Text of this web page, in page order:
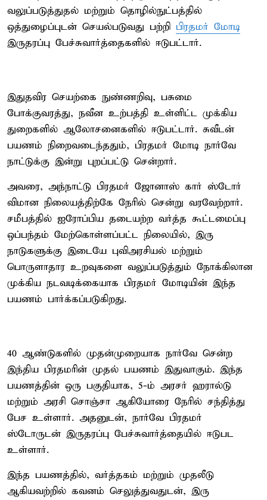
வலுப்படுத்துதல் மற்றும் தொழில்நுட்பத்தில்
ஒத்துழைப்புடன் செயல்படுவது பற்றி பிரதமர் மோடி
இருதரப்பு பேச்சுவார்த்தைகளில் ஈடுபட்டார்.
இதுதவிர செயற்கை நுண்ணறிவு, பசுமை
போக்குவரத்து, நவீன உற்பத்தி உள்ளிட்ட முக்கிய
துறைகளில் ஆலோசனைகளில் ஈடுபட்டார். சுவீடன்
பயணம் நிறைவடைந்ததும், பிரதமர் மோடி நார்வே
நாட்டுக்கு இன்று புறப்பட்டு சென்றார்.
அவரை, அந்நாட்டு பிரதமர் ஜோனாஸ் கார் ஸ்டோர்
விமான நிலையத்திற்கே நேரில் சென்று வரவேற்றார்.
சமீபத்தில் ஐரோப்பிய தடையற்ற வர்த்த கூட்டமைப்பு
ஒப்பந்தம் மேற்கொள்ளப்பட்ட நிலையில், இரு
நாடுகளுக்கு இடையே புவிஅரசியல் மற்றும்
பொருளாதார உறவுகளை வலுப்படுத்தும் நோக்கிலான
முக்கிய நடவடிக்கையாக பிரதமர் மோடியின் இந்த
பயணம் பார்க்கப்படுகிறது.
40 ஆண்டுகளில் முதன்முறையாக நார்வே சென்ற
இந்திய பிரதமரின் முதல் பயணம் இதுவாகும். இந்த
பயணத்தின் ஒரு பகுதியாக, 5-ம் அரசர் ஹரால்டு
மற்றும் அரசி சொஞ்சா ஆகியோரை நேரில் சந்தித்து
பேச உள்ளார். அதனுடன், நார்வே பிரதமர்
ஸ்டோருடன் இருதரப்பு பேச்சுவார்த்தையில் ஈடுபட
உள்ளார்.
இந்த பயணத்தில், வர்த்தகம் மற்றும் முதலீடு
ஆகியவற்றில் கவனம் செலுத்துவதுடன், இரு